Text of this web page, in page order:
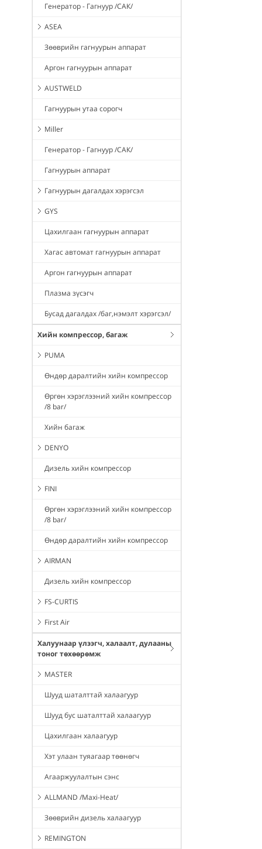
Генератор - Гагнуур /САК/
ASEA
Зөөврийн гагнуурын аппарат
Аргон гагнуурын аппарат
AUSTWELD
Гагнуурын утаа сорогч
Miller
Генератор - Гагнуур /САК/
Гагнуурын аппарат
Гагнуурын дагалдах хэрэгсэл
GYS
Цахилгаан гагнуурын аппарат
Хагас автомат гагнуурын аппарат
Аргон гагнуурын аппарат
Плазма зүсэгч
Бусад дагалдах /баг,нэмэлт хэрэгсэл/
Хийн компрессор, багаж
PUMA
Өндөр даралтийн хийн компрессор
Өргөн хэрэглээний хийн компрессор
/8 bar/
Хийн багаж
DENYO
Дизель хийн компрессор
FINI
Өргөн хэрэглээний хийн компрессор
/8 bar/
Өндөр даралтийн хийн компрессор
AIRMAN
Дизель хийн компрессор
FS-CURTIS
First Air
Халуунаар үлээгч, халаалт, дулааны
тоног төхөөрөмж
MASTER
Шууд шаталттай халаагуур
Шууд бус шаталттай халаагуур
Цахилгаан халаагуур
Хэт улаан туяагаар төөнөгч
Агааржуулалтын сэнс
ALLMAND /Maxi-Heat/
Зөөврийн дизель халаагуур
REMINGTON